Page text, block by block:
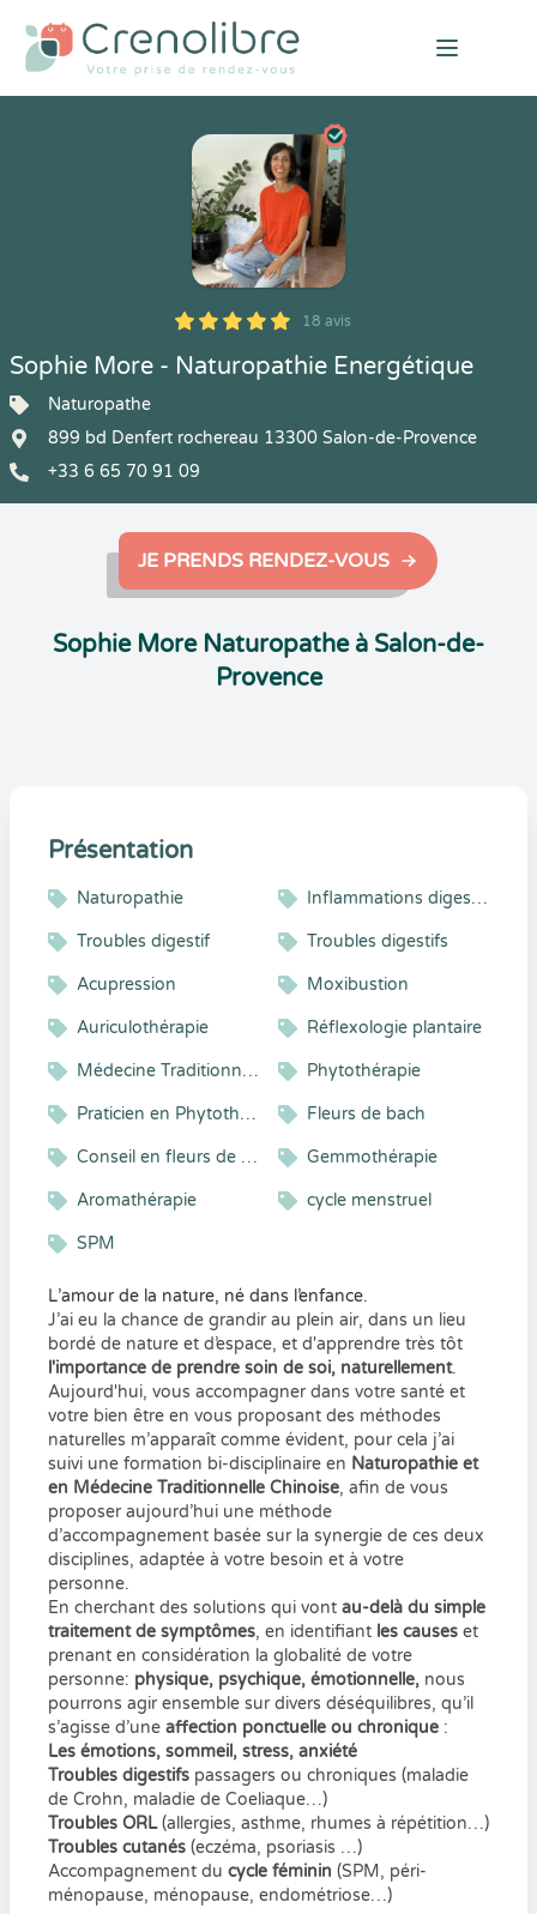
Open
5
1
5
18 18 avis
Sophie More - Naturopathie Energétique
Naturopathe
899 bd Denfert rochereau 13300 Salon-de-Provence
+33 6 65 70 91 09
JE PRENDS RENDEZ-VOUS
Sophie More Naturopathe à Salon-de-
Provence
Présentation
Naturopathie Inflammations digestives
Troubles digestif Troubles digestifs
Acupression Moxibustion
Auriculothérapie Réflexologie plantaire
Médecine Traditionnelle Chinoise, Massage Tuina, Qi Nei Tsang Phytothérapie
Praticien en Phytothérapie Fleurs de bach
Conseil en fleurs de Bach Gemmothérapie
Aromathérapie cycle menstruel
SPM
L’amour de la nature, né dans l’enfance.
J’ai eu la chance de grandir au plein air, dans un lieu
bordé de nature et d’espace, et d'apprendre très tôt
l'importance de prendre soin de soi, naturellement.
Aujourd'hui, vous accompagner dans votre santé et
votre bien être en vous proposant des méthodes
naturelles m’apparaît comme évident, pour cela j’ai
suivi une formation bi-disciplinaire en Naturopathie et
en Médecine Traditionnelle Chinoise, afin de vous
proposer aujourd’hui une méthode
d’accompagnement basée sur la synergie de ces deux
disciplines, adaptée à votre besoin et à votre
personne.
En cherchant des solutions qui vont au-delà du simple
traitement de symptômes, en identifiant les causes et
prenant en considération la globalité de votre
personne: physique, psychique, émotionnelle, nous
pourrons agir ensemble sur divers déséquilibres, qu’il
s’agisse d’une affection ponctuelle ou chronique :
Les émotions, sommeil, stress, anxiété
Troubles digestifs passagers ou chroniques (maladie
de Crohn, maladie de Coeliaque…)
Troubles ORL(allergies, asthme, rhumes à répétition…)
Troubles cutanés (eczéma, psoriasis …)
Accompagnement du cycle féminin (SPM, péri-
ménopause, ménopause, endométriose…)